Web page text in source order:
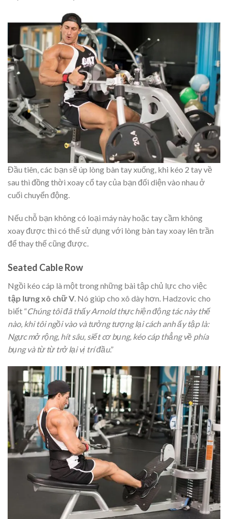
Đầu tiên, các bạn sẽ úp lòng bàn tay xuống, khi kéo 2 tay về
sau thì đồng thời xoay cổ tay của bạn đối diện vào nhau ở
cuối chuyển động.
Nếu chỗ bạn không có loại máy này hoặc tay cầm không
xoay được thì có thể sử dụng với lòng bàn tay xoay lên trần
để thay thế cũng được.
Seated Cable Row
Ngồi kéo cáp là một trong những bài tập chủ lực cho việc
tập lưng xô chữ V. Nó giúp cho xô dày hơn. Hadzovic cho
biết “Chúng tôi đã thấy Arnold thực hiện động tác này thế
nào, khi tôi ngồi vào và tưởng tượng lại cách anh ấy tập là:
Ngực mở rộng, hít sâu, siết cơ bụng, kéo cáp thẳng về phía
bụng và từ từ trở lại vị trí đầu.”